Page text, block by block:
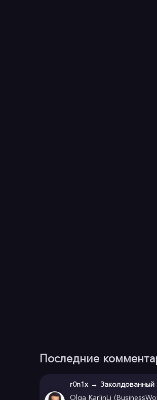
Последние
r0n1x →
Olga KarlinLi